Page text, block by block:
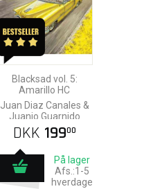
Blacksad vol. 5:
Amarillo HC
Juan Diaz Canales &
Juanjo Guarnido
DKK 19900
På lager
Afs.:1-5
hverdage